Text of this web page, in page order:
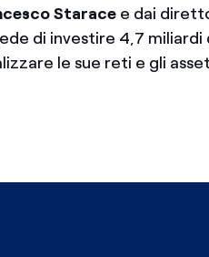
Starace e dai
di investire 4,7 miliardi
le sue reti e gli